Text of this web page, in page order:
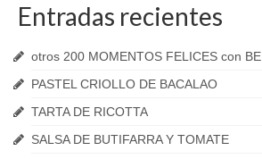
Entradas recientes
otros 200 MOMENTOS FELICES con
PASTEL CRIOLLO DE BACALAO
TARTA DE RICOTTA
SALSA DE BUTIFARRA Y TOMATE